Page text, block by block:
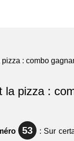
la pizza :
53
: Sur